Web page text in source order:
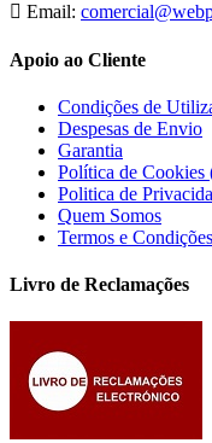
Email:
Apoio ao Cliente
Condições de
Despesas de Envio
Garantia
Política de Cookies
Politica de
Quem Somos
Termos e Condições
Livro de Reclamações